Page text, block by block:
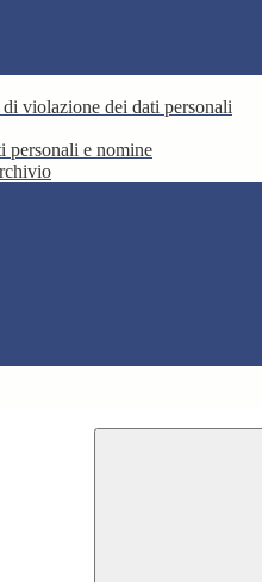
violazione dei dati personali
personali e nomine